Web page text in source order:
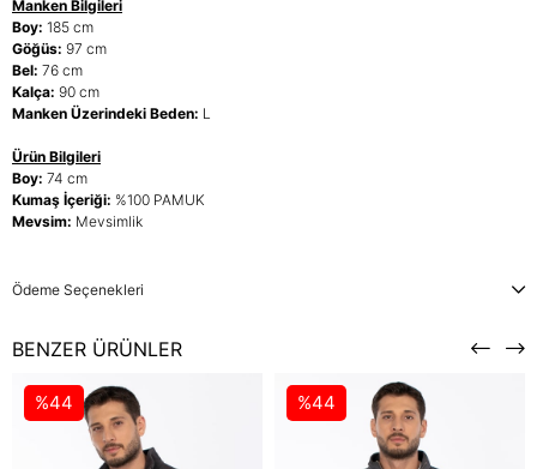
Manken Bilgileri
Boy: 185 cm
Göğüs: 97 cm
Bel: 76 cm
Kalça: 90 cm
Manken Üzerindeki Beden: L
Ürün Bilgileri
Boy: 74 cm
Kumaş İçeriği: %100 PAMUK
Mevsim: Mevsimlik
Ödeme Seçenekleri
BENZER ÜRÜNLER
%44 %44